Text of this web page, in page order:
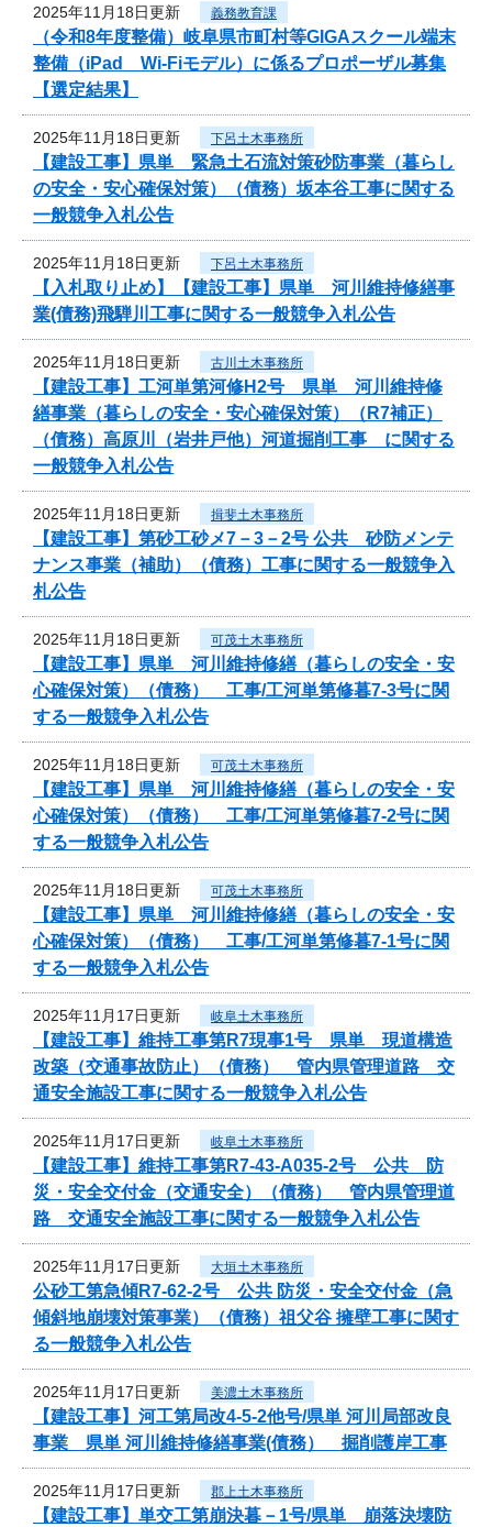
2025年11月18日更新 義務教育課
（令和8年度整備）岐阜県市町村等GIGAスクール端末
整備（iPad Wi-Fiモデル）に係るプロポーザル募集
【選定結果】
2025年11月18日更新 下呂土木事務所
【建設工事】県単 緊急土石流対策砂防事業（暮らし
の安全・安心確保対策）（債務）坂本谷工事に関する
一般競争入札公告
2025年11月18日更新 下呂土木事務所
【入札取り止め】【建設工事】県単 河川維持修繕事
業(債務)飛騨川工事に関する一般競争入札公告
2025年11月18日更新 古川土木事務所
【建設工事】工河単第河修H2号 県単 河川維持修
繕事業（暮らしの安全・安心確保対策）（R7補正）
（債務）高原川（岩井戸他）河道掘削工事 に関する
一般競争入札公告
2025年11月18日更新 揖斐土木事務所
【建設工事】第砂工砂メ7－3－2号 公共 砂防メンテ
ナンス事業（補助）（債務）工事に関する一般競争入
札公告
2025年11月18日更新 可茂土木事務所
【建設工事】県単 河川維持修繕（暮らしの安全・安
心確保対策）（債務） 工事/工河単第修暮7-3号に関
する一般競争入札公告
2025年11月18日更新 可茂土木事務所
【建設工事】県単 河川維持修繕（暮らしの安全・安
心確保対策）（債務） 工事/工河単第修暮7-2号に関
する一般競争入札公告
2025年11月18日更新 可茂土木事務所
【建設工事】県単 河川維持修繕（暮らしの安全・安
心確保対策）（債務） 工事/工河単第修暮7-1号に関
する一般競争入札公告
2025年11月17日更新 岐阜土木事務所
【建設工事】維持工事第R7現事1号 県単 現道構造
改築（交通事故防止）（債務） 管内県管理道路 交
通安全施設工事に関する一般競争入札公告
2025年11月17日更新 岐阜土木事務所
【建設工事】維持工事第R7-43-A035-2号 公共 防
災・安全交付金（交通安全）（債務） 管内県管理道
路 交通安全施設工事に関する一般競争入札公告
2025年11月17日更新 大垣土木事務所
公砂工第急傾R7-62-2号 公共 防災・安全交付金（急
傾斜地崩壊対策事業）（債務）祖父谷 擁壁工事に関す
る一般競争入札公告
2025年11月17日更新 美濃土木事務所
【建設工事】河工第局改4-5-2他号/県単 河川局部改良
事業 県単 河川維持修繕事業(債務） 掘削護岸工事
2025年11月17日更新 郡上土木事務所
【建設工事】単交工第崩決暮－1号/県単 崩落決壊防